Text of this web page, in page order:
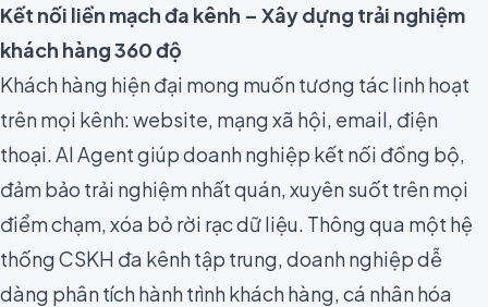
Kết nối liền mạch đa kênh – Xây dựng trải nghiệm
khách hàng 360 độ
Khách hàng hiện đại mong muốn tương tác linh hoạt
trên mọi kênh: website, mạng xã hội, email, điện
thoại. AI Agent giúp doanh nghiệp kết nối đồng bộ,
đảm bảo trải nghiệm nhất quán, xuyên suốt trên mọi
điểm chạm, xóa bỏ rời rạc dữ liệu. Thông qua một hệ
thống CSKH đa kênh tập trung, doanh nghiệp dễ
dàng phân tích hành trình khách hàng, cá nhân hóa